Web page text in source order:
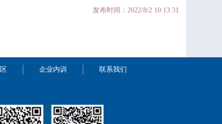
发布时间：2022/8/2 10:13:31
企业内训 联系我们